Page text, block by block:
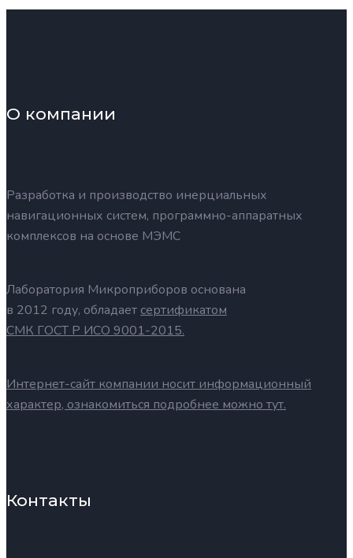
О компании
Разработка и производство инерциальных
навигационных систем, программно-аппаратных
комплексов на основе МЭМС
Лаборатория Микроприборов основана
в 2012 году, обладает сертификатом
СМК ГОСТ Р ИСО 9001-2015.
Интернет-сайт компании носит информационный
характер, ознакомиться подробнее можно тут.
Контакты